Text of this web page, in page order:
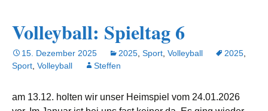
Volleyball: Spieltag 6
15. Dezember 2025 2025 Sport Volleyball 2025
Sport Volleyball Steffen
am 13.12. holten wir unser Heimspiel vom 24.01.2026